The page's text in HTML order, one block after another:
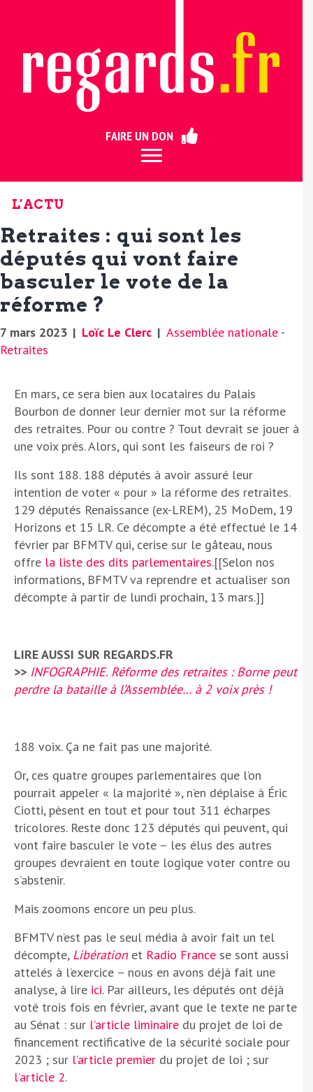
FAIRE UN DON
L'ACTU
Retraites : qui sont les
députés qui vont faire
basculer le vote de la
réforme ?
7 mars 2023 | Loïc Le Clerc | Assemblée nationale -
Retraites
En mars, ce sera bien aux locataires du Palais
Bourbon de donner leur dernier mot sur la réforme
des retraites. Pour ou contre ? Tout devrait se jouer à
une voix près. Alors, qui sont les faiseurs de roi ?
Ils sont 188. 188 députés à avoir assuré leur
intention de voter « pour » la réforme des retraites.
129 députés Renaissance (ex-LREM), 25 MoDem, 19
Horizons et 15 LR. Ce décompte a été effectué le 14
février par BFMTV qui, cerise sur le gâteau, nous
offre la liste des dits parlementaires.[[Selon nos
informations, BFMTV va reprendre et actualiser son
décompte à partir de lundi prochain, 13 mars.]]
LIRE AUSSI SUR REGARDS.FR
>> INFOGRAPHIE. Réforme des retraites : Borne peut
perdre la bataille à l’Assemblée… à 2 voix près !
188 voix. Ça ne fait pas une majorité.
Or, ces quatre groupes parlementaires que l’on
pourrait appeler « la majorité », n’en déplaise à Éric
Ciotti, pèsent en tout et pour tout 311 écharpes
tricolores. Reste donc 123 députés qui peuvent, qui
vont faire basculer le vote – les élus des autres
groupes devraient en toute logique voter contre ou
s’abstenir.
Mais zoomons encore un peu plus.
BFMTV n’est pas le seul média à avoir fait un tel
décompte, Libérationet Radio France se sont aussi
attelés à l’exercice – nous en avons déjà fait une
analyse, à lire ici. Par ailleurs, les députés ont déjà
voté trois fois en février, avant que le texte ne parte
au Sénat : sur l’article liminaire du projet de loi de
financement rectificative de la sécurité sociale pour
2023 ; sur l’article premier du projet de loi ; sur
l’article 2.